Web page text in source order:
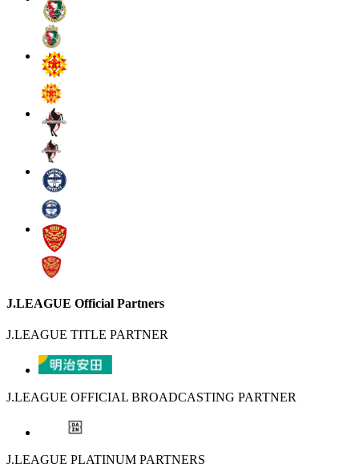
J.LEAGUE Official Partners
J.LEAGUE TITLE PARTNER
J.LEAGUE OFFICIAL BROADCASTING PARTNER
J.LEAGUE PLATINUM PARTNERS